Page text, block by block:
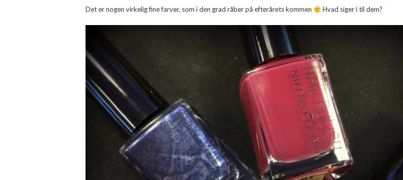
Det er nogen virkelig fine farver, som i den grad råber på efterårets kommen Hvad siger i til dem?